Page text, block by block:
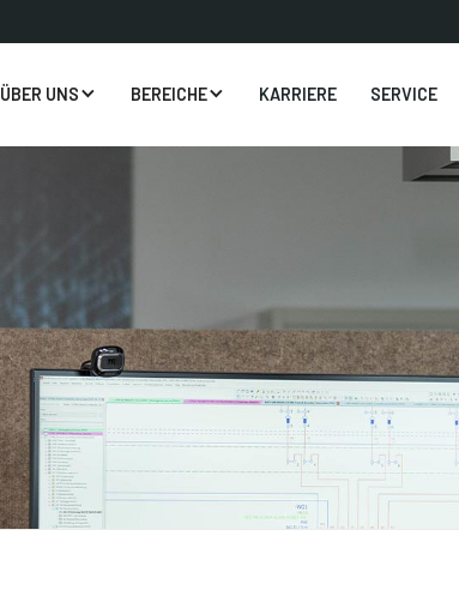
ÜBER UNS BEREICHE KARRIERE SERVICE